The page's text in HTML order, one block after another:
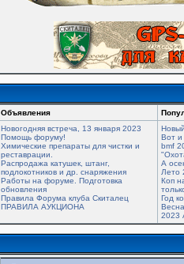
Объявления
Новогодняя встреча, 13 января 2023
Помощь форуму!
Химические препараты для чистки и
реставрации.
Распродажа катушек, штанг,
подлокотников и др. снаряжения
Работы на форуме. Подготовка
обновления
Правила Форума клуба Скиталец
ПРАВИЛА АУКЦИОНА
Вот и
bmf
А
Лето
Коп
Год
2023